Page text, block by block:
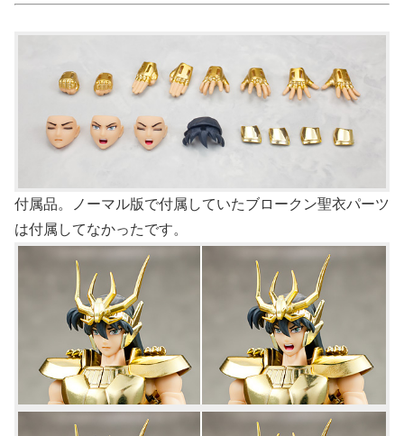
付属品。ノーマル版で付属していたブロークン聖衣パーツ
は付属してなかったです。